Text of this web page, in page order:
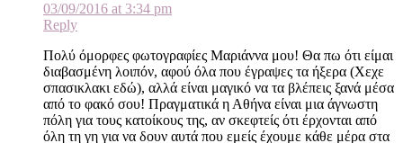
03/09/2016 at 3:34 pm
Reply
Πολύ όμορφες φωτογραφίες Μαριάννα μου! Θα πω ότι είμαι
διαβασμένη λοιπόν, αφού όλα που έγραψες τα ήξερα (Χεχε
σπασικλακι εδώ), αλλά είναι μαγικό να τα βλέπεις ξανά μέσα
από το φακό σου! Πραγματικά η Αθήνα είναι μια άγνωστη
πόλη για τους κατοίκους της, αν σκεφτείς ότι έρχονται από
όλη τη γη για να δουν αυτά που εμείς έχουμε κάθε μέρα στα